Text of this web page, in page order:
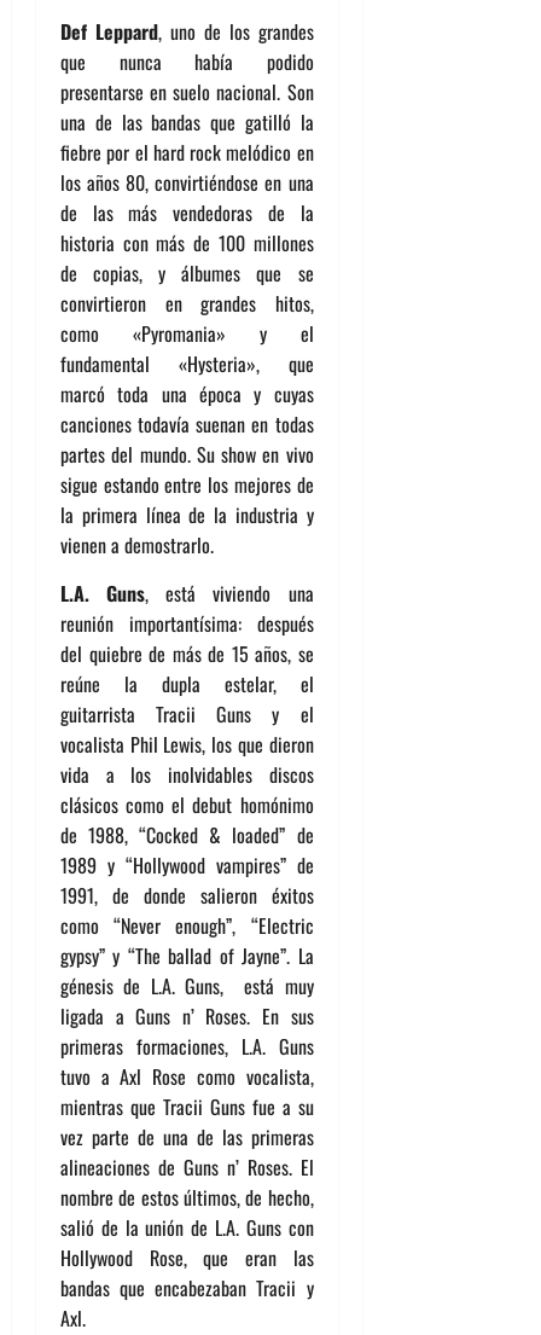
Def Leppard, uno de los grandes
que nunca había podido
presentarse en suelo nacional. Son
una de las bandas que gatilló la
fiebre por el hard rock melódico en
los años 80, convirtiéndose en una
de las más vendedoras de la
historia con más de 100 millones
de copias, y álbumes que se
convirtieron en grandes hitos,
como «Pyromania» y el
fundamental «Hysteria», que
marcó toda una época y cuyas
canciones todavía suenan en todas
partes del mundo. Su show en vivo
sigue estando entre los mejores de
la primera línea de la industria y
vienen a demostrarlo.
L.A. Guns, está viviendo una
reunión importantísima: después
del quiebre de más de 15 años, se
reúne la dupla estelar, el
guitarrista Tracii Guns y el
vocalista Phil Lewis, los que dieron
vida a los inolvidables discos
clásicos como el debut homónimo
de 1988, “Cocked & loaded” de
1989 y “Hollywood vampires” de
1991, de donde salieron éxitos
como “Never enough”, “Electric
gypsy” y “The ballad of Jayne”. La
génesis de L.A. Guns, está muy
ligada a Guns n’ Roses. En sus
primeras formaciones, L.A. Guns
tuvo a Axl Rose como vocalista,
mientras que Tracii Guns fue a su
vez parte de una de las primeras
alineaciones de Guns n’ Roses. El
nombre de estos últimos, de hecho,
salió de la unión de L.A. Guns con
Hollywood Rose, que eran las
bandas que encabezaban Tracii y
Axl.